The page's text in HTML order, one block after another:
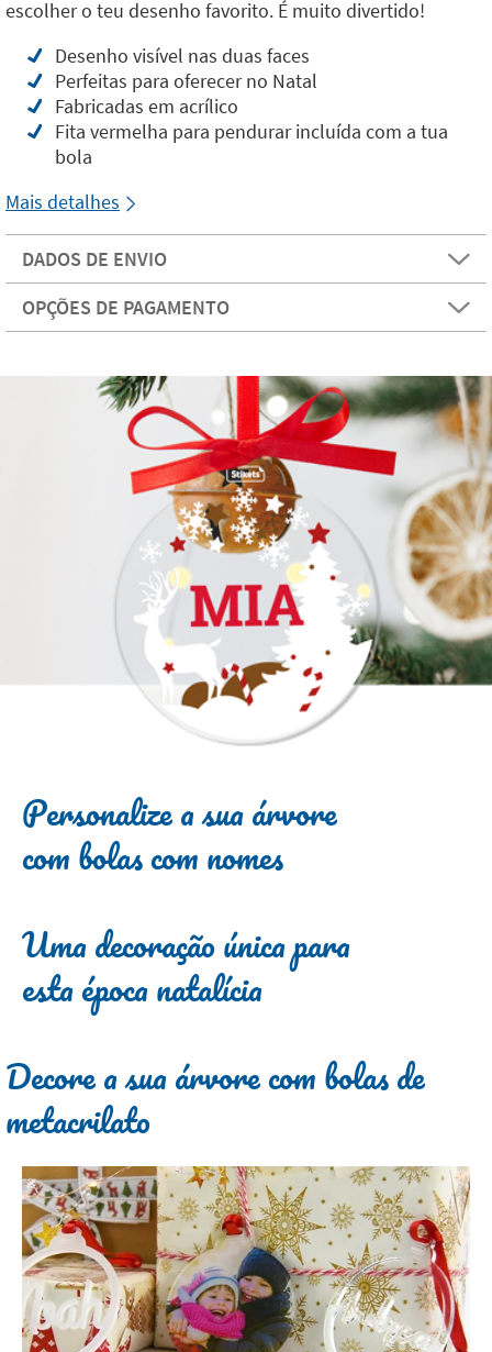
escolher o teu desenho favorito. É muito divertido!
Desenho visível nas duas faces
Perfeitas para oferecer no Natal
Fabricadas em acrílico
Fita vermelha para pendurar incluída com a tua
bola
Mais detalhes
DADOS DE ENVIO
OPÇÕES DE PAGAMENTO
Personalize a sua árvore
com bolas com nomes
Uma decoração única para
esta época natalícia
Decore a sua árvore com bolas de
metacrilato